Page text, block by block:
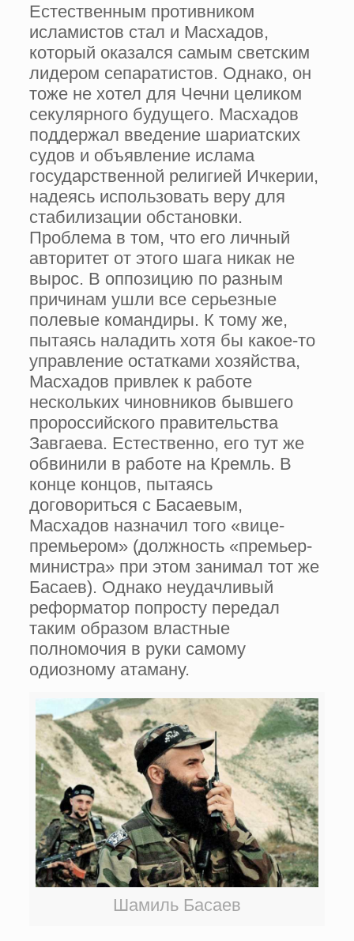
Естественным противником
исламистов стал и Масхадов,
который оказался самым светским
лидером сепаратистов. Однако, он
тоже не хотел для Чечни целиком
секулярного будущего. Масхадов
поддержал введение шариатских
судов и объявление ислама
государственной религией Ичкерии,
надеясь использовать веру для
стабилизации обстановки.
Проблема в том, что его личный
авторитет от этого шага никак не
вырос. В оппозицию по разным
причинам ушли все серьезные
полевые командиры. К тому же,
пытаясь наладить хотя бы какое-то
управление остатками хозяйства,
Масхадов привлек к работе
нескольких чиновников бывшего
пророссийского правительства
Завгаева. Естественно, его тут же
обвинили в работе на Кремль. В
конце концов, пытаясь
договориться с Басаевым,
Масхадов назначил того «вице-
премьером» (должность «премьер-
министра» при этом занимал тот же
Басаев). Однако неудачливый
реформатор попросту передал
таким образом властные
полномочия в руки самому
одиозному атаману.
Шамиль Басаев